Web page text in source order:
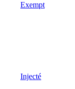
Exempt
Injecté